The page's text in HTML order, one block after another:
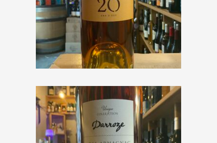
Darroze « Bas-Armagnac 20
€68,50